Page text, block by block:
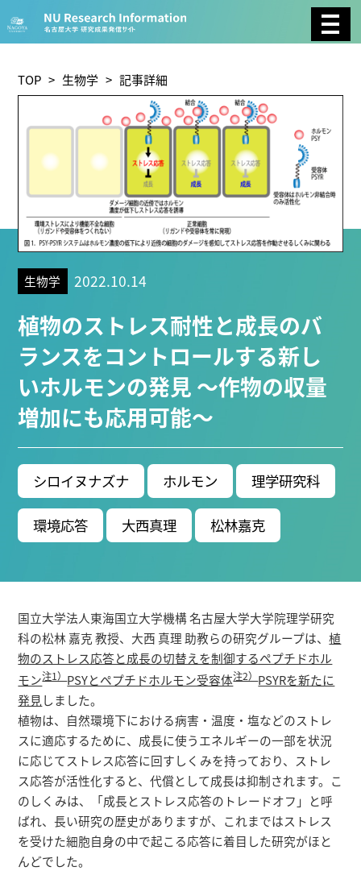
CATEGORY
環境学 生物学
総合生物 複合領域
化学 医歯薬学
工学 情報学 数物系科学
人文学
TAG
理学研究科 (219) 工学研究科 (208)
医学系研究科
(175)
生命農学研究科 (116)
トランスフォーマティ
ブ生命分子研究所 (75)
環境学研究科 (66)
宇宙地球
環境研究所 (63)
未来材料・システム研究所 (60)
報学研究科 (47)
植物 (33) 機械学習 (31)
宇宙 (21)
創薬科学研究科 (20)
シロイヌナズ
ナ (19)
オーロラ (17)
Research VIDEOS
Links
名古屋大学
名古屋大学基金
研究者総覧
TOP > 生物学 > 記事詳細
生物学 2022.10.14
植物のストレス耐性と成長のバ
ランスをコントロールする新し
いホルモンの発見 ～作物の収量
増加にも応用可能～
シロイヌナズナ ホルモン 理学研究科
環境応答 大西真理 松林嘉克
国立大学法人東海国立大学機構 名古屋大学大学院理学研究
科の松林 嘉克 教授、大西 真理 助教らの研究グループは、植
物のストレス応答と成長の切替えを制御するペプチドホル
モン注1） PSYとペプチドホルモン受容体注2） PSYRを新たに
発見しました。
植物は、自然環境下における病害・温度・塩などのストレ
スに適応するために、成長に使うエネルギーの一部を状況
に応じてストレス応答に回すしくみを持っており、ストレ
ス応答が活性化すると、代償として成長は抑制されます。こ
のしくみは、「成長とストレス応答のトレードオフ」と呼
ばれ、長い研究の歴史がありますが、これまではストレス
を受けた細胞自身の中で起こる応答に着目した研究がほと
んどでした。